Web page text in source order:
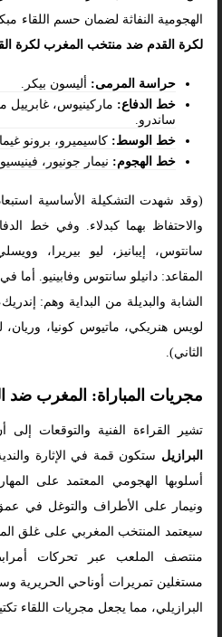
الهجومية النفاثة لضمان حسم اللقاء
لكرة القدم ضد منتخب المغرب لكرة
حراسة المرمى: أليسون بيكر.
خط الدفاع: ماركينيوس، غابرييل
ساندرو.
خط الوسط: كاسيميرو، برونو
خط الهجوم: نيمار جونيور،
(وقد شهدت التشكيلة الأساسية
والاحتفاظ بهما كبدلاء. وفي خط
سانتوس، إيبانيز، ليو بيريرا،
المقاعد: دانيلو سانتوس وفابينيو. أما
الشابة والبديلة من البداية وهم:
لويس هنريكي، ماتيوس كونيا، وريان،
الثاني).
مجريات المباراة: المغرب ضد
تشير القراءة الفنية والتوقعات إلى
البرازيل ستكون قمة في الإثارة
أسلوبها الهجومي المعتمد على
ونيمار على الأطراف والتوغل في
سيعتمد المنتخب المغربي على غلق
منتصف الملعب عبر تحركات
مستغلين تمريرات أوناحي الحريرية
البرازيلي، مما يجعل مجريات اللقاء